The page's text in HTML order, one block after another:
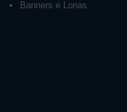
Banners e Lonas